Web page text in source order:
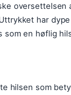
oversettelsen
har
som en høflig
hilsen som